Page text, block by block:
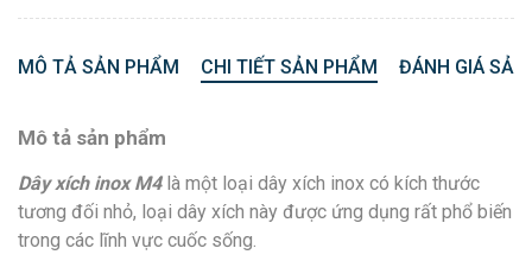
MÔ TẢ SẢN PHẨM CHI TIẾT SẢN PHẨM ĐÁNH GIÁ
Mô tả sản phẩm
Dây xích inox M4là một loại dây xích inox có kích thước
tương đối nhỏ, loại dây xích này được ứng dụng rất phổ biến
trong các lĩnh vực cuốc sống.